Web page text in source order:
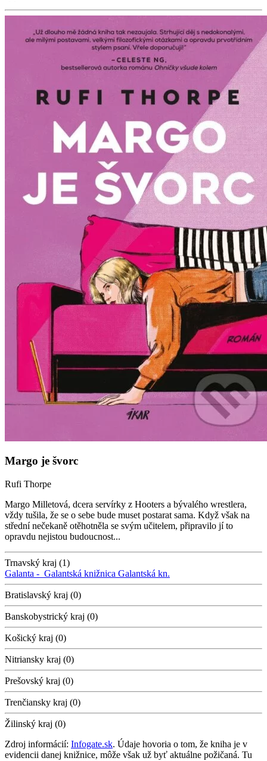
Margo je švorc
Rufi Thorpe
Margo Milletová, dcera servírky z Hooters a bývalého wrestlera,
vždy tušila, že se o sebe bude muset postarat sama. Když však na
střední nečekaně otěhotněla se svým učitelem, připravilo jí to
opravdu nejistou budoucnost...
Trnavský kraj (1)
Galanta - Galantská knižnica Galantská kn.
Bratislavský kraj (0)
Banskobystrický kraj (0)
Košický kraj (0)
Nitriansky kraj (0)
Prešovský kraj (0)
Trenčiansky kraj (0)
Žilinský kraj (0)
Zdroj informácií: Infogate.sk. Údaje hovoria o tom, že kniha je v
evidencii danej knižnice, môže však už byť aktuálne požičaná. Tu